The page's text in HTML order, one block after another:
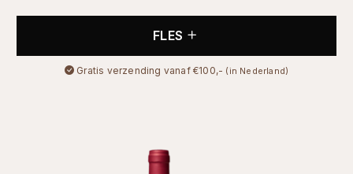
FLES
Gratis verzending vanaf €100,- (in Nederland)